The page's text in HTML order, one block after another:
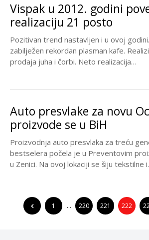
Vispak u 2012. godini
realizaciju 21 posto
Pozitivan trend nastavljen i u ovoj
zabilježen rekordan plasman kafe.
prodaja juha i čorbi. Neto realizacija
Auto presvlake za novu
proizvode se u BiH
Proizvodnja auto presvlaka za treću
bestselera počela je u Preventovim
u Zenici. Na ovoj lokaciji se šiju tekstilne
1 … 220 221 222